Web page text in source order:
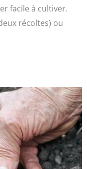
facile à cultiver.
récoltes) ou